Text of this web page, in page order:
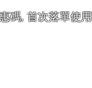
碼, 首次落單使